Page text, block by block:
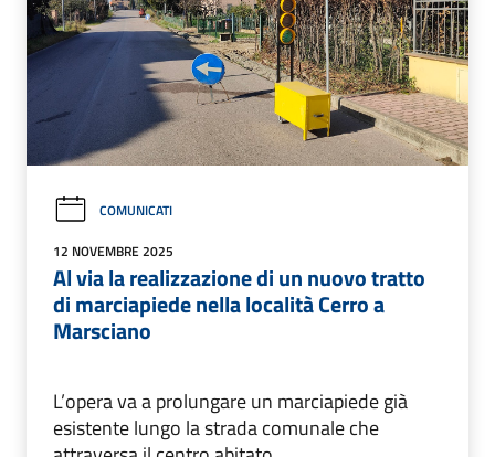
COMUNICATI
12 NOVEMBRE 2025
Al via la realizzazione di un nuovo tratto
di marciapiede nella località Cerro a
Marsciano
L’opera va a prolungare un marciapiede già
esistente lungo la strada comunale che